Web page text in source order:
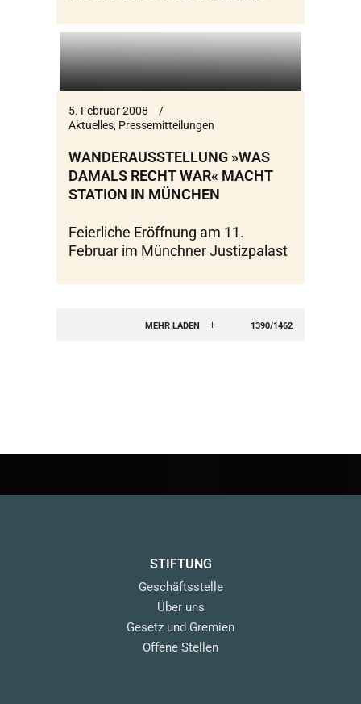
5. Februar 2008
Aktuelles, Pressemitteilungen
WANDERAUSSTELLUNG »WAS
DAMALS RECHT WAR« MACHT
STATION IN MÜNCHEN
Feierliche Eröffnung am 11.
Februar im Münchner Justizpalast
MEHR LADEN 1390/1462
STIFTUNG
Geschäftsstelle
Über uns
Gesetz und Gremien
Offene Stellen